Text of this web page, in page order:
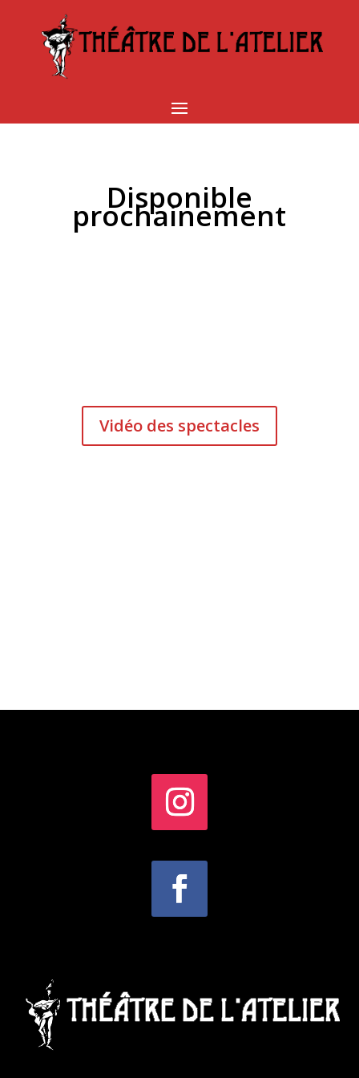
Disponible
prochainement
Vidéo des spectacles